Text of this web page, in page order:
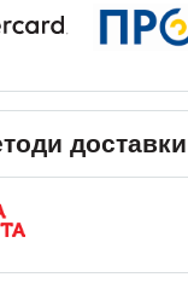
доставки